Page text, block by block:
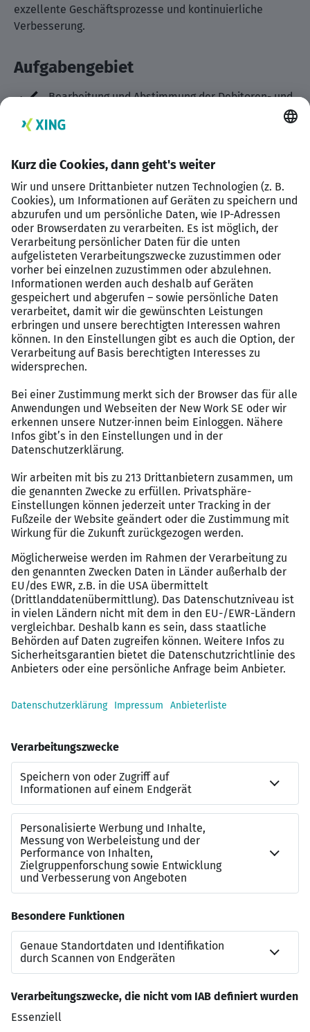
exzellente Geschäftsprozesse und kontinuierliche
Verbesserung.
Aufgabengebiet
Bearbeitung und Abstimmung der Debitoren- und
nach HGB
Abstimmung der Konten und Durchführung von
Buchungsvorgängen
Überwachung und Analyse von Finanzdaten
Intercompany Abstimmungen
Zusammenarbeit mit internen und externen
Ansprechpartnern
Erstellung von Berichten und Auswertungen
Richtlinien
Anforderungsprofil
Kenntnisse HGB
Fundierte Kenntnisse in gängigen
Buchhaltungssoftware (gerne Business Central)
Gutes Verständnis von Bilanzierungs- und
Steuerrecht
Analytische und präzise Arbeitsweise
Fähigkeit, unter Zeitdruck und in einem
dynamischen Umfeld zu arbeiten
Bereitschaft mindestens 3 Tage die Woche vor
Ort zu arbeiten
Vergütungspaket
Wir bieten Ihnen ein spannendes Interim Mandat
Kontakt
Sarah Gueth
Referenznummer
JN-062026-7032126
Beraterkontakt
+49211177224327